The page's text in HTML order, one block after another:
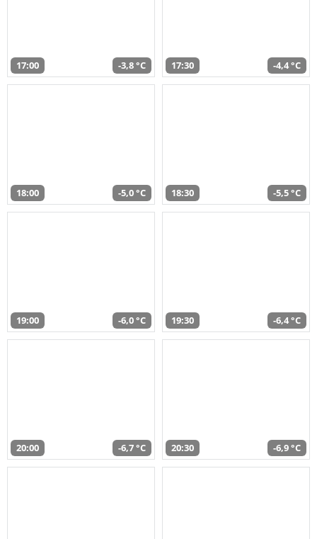
17:00 -3,8 °C 17:30 -4,4 °C
18:00 -5,0 °C 18:30 -5,5 °C
19:00 -6,0 °C 19:30 -6,4 °C
20:00 -6,7 °C 20:30 -6,9 °C